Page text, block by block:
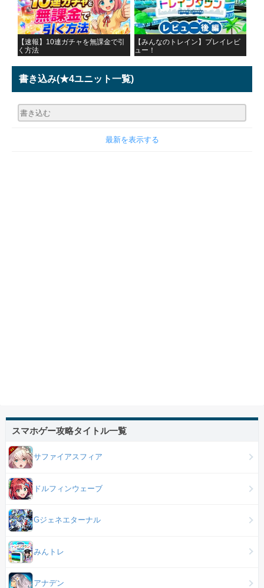
【速報】10連ガチャを無課金で引
く方法
【みんなのトレイン】プレイレビ
ュー！
書き込み(★4ユニット一覧)
最新を表示する
スマホゲー攻略タイトル一覧
サファイアスフィア
ドルフィンウェーブ
Gジェネエターナル
みんトレ
アナデン